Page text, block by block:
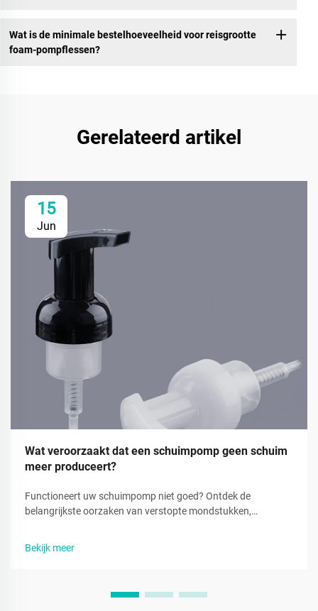
Wat is de minimale bestelhoeveelheid voor reisgrootte
foam-pompflessen?
Gerelateerd artikel
15
Jun
Wat veroorzaakt dat een schuimpomp geen schuim
meer produceert?
Functioneert uw schuimpomp niet goed? Ontdek de
belangrijkste oorzaken van verstopte mondstukken,
leer hoe u dit snel kunt verhelpen. Herstel vandaag nog de
prestaties.
Bekijk meer